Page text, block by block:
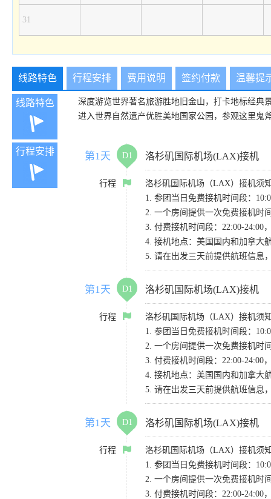
31
线路特色 行程安排 费用说明 签约付款 温馨提
线路特色
深度游览世界著名旅游胜地旧金山，打卡地标经典
进入世界自然遗产优胜美地国家公园，参观这里鬼
行程安排 第1天 D1 洛杉矶国际机场(LAX)接机
行程
洛杉矶国际机场（LAX）接机须
1. 参团当日免费接机时间段：
2. 一个房间提供一次免费接机时
3. 付费接机时间段：22:00-24:00
4. 接机地点：美国国内和加拿大
5. 请在出发三天前提供航班信息
第1天 D1 洛杉矶国际机场(LAX)接机
行程
洛杉矶国际机场（LAX）接机须
1. 参团当日免费接机时间段：
2. 一个房间提供一次免费接机时
3. 付费接机时间段：22:00-24:00
4. 接机地点：美国国内和加拿大
5. 请在出发三天前提供航班信息
第1天 D1 洛杉矶国际机场(LAX)接机
行程
洛杉矶国际机场（LAX）接机须
1. 参团当日免费接机时间段：
2. 一个房间提供一次免费接机时
3. 付费接机时间段：22:00-24:00